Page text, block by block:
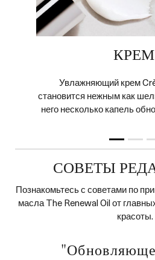
КРЕМ
Увлажняющий крем
становится нежным как
него несколько капель
СОВЕТЫ
Познакомьтесь с советами по
масла The Renewal Oil от
красоты.